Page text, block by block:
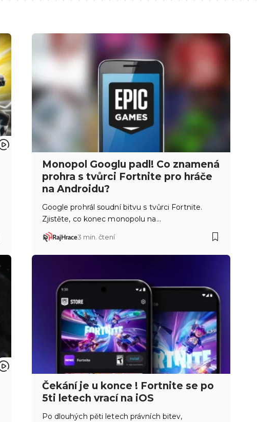
Monopol Googlu padl! Co znamená
prohra s tvůrci Fortnite pro hráče
na Androidu?
Google prohrál soudní bitvu s tvůrci Fortnite.
Zjistěte, co konec monopolu na…
RajHrace3 min. čtení
Čekání je u konce ! Fortnite se po
5ti letech vrací na iOS
Po dlouhých pěti letech právních bitev,